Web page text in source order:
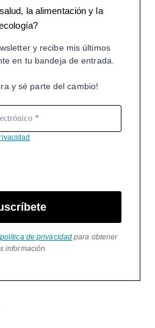
la alimentación y la
y recibe mis últimos
en tu bandeja de entrada.
y sé parte del cambio!
política de privacidad para obtener
información.